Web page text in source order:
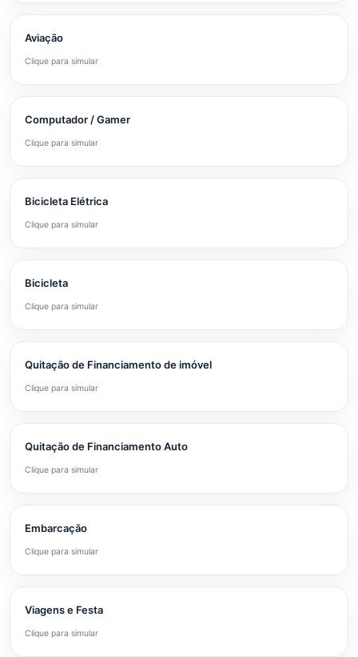
Aviação
Clique para simular
Computador / Gamer
Clique para simular
Bicicleta Elétrica
Clique para simular
Bicicleta
Clique para simular
Quitação de Financiamento de imóvel
Clique para simular
Quitação de Financiamento Auto
Clique para simular
Embarcação
Clique para simular
Viagens e Festa
Clique para simular